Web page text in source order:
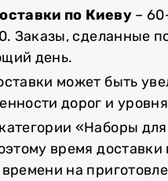
по Киеву–
Заказы, сделанные
день.
может быть
дорог и
«Наборы
время
на